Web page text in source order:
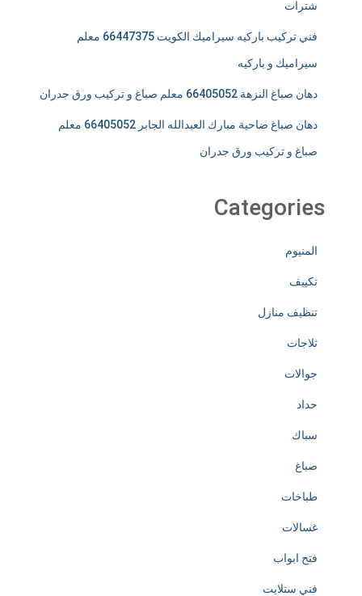
شترات
فني تركيب باركيه سيراميك الكويت 66447375 معلم
سيراميك و باركيه
دهان صباغ النزهة 66405052 معلم صباغ و تركيب ورق جدران
دهان صباغ ضاحية مبارك العبدالله الجابر 66405052 معلم
صباغ و تركيب ورق جدران
Categories
المنيوم
تكييف
تنظيف منازل
ثلاجات
جوالات
حداد
سباك
صباغ
طباخات
غسالات
فتح ابواب
فني ستلايت